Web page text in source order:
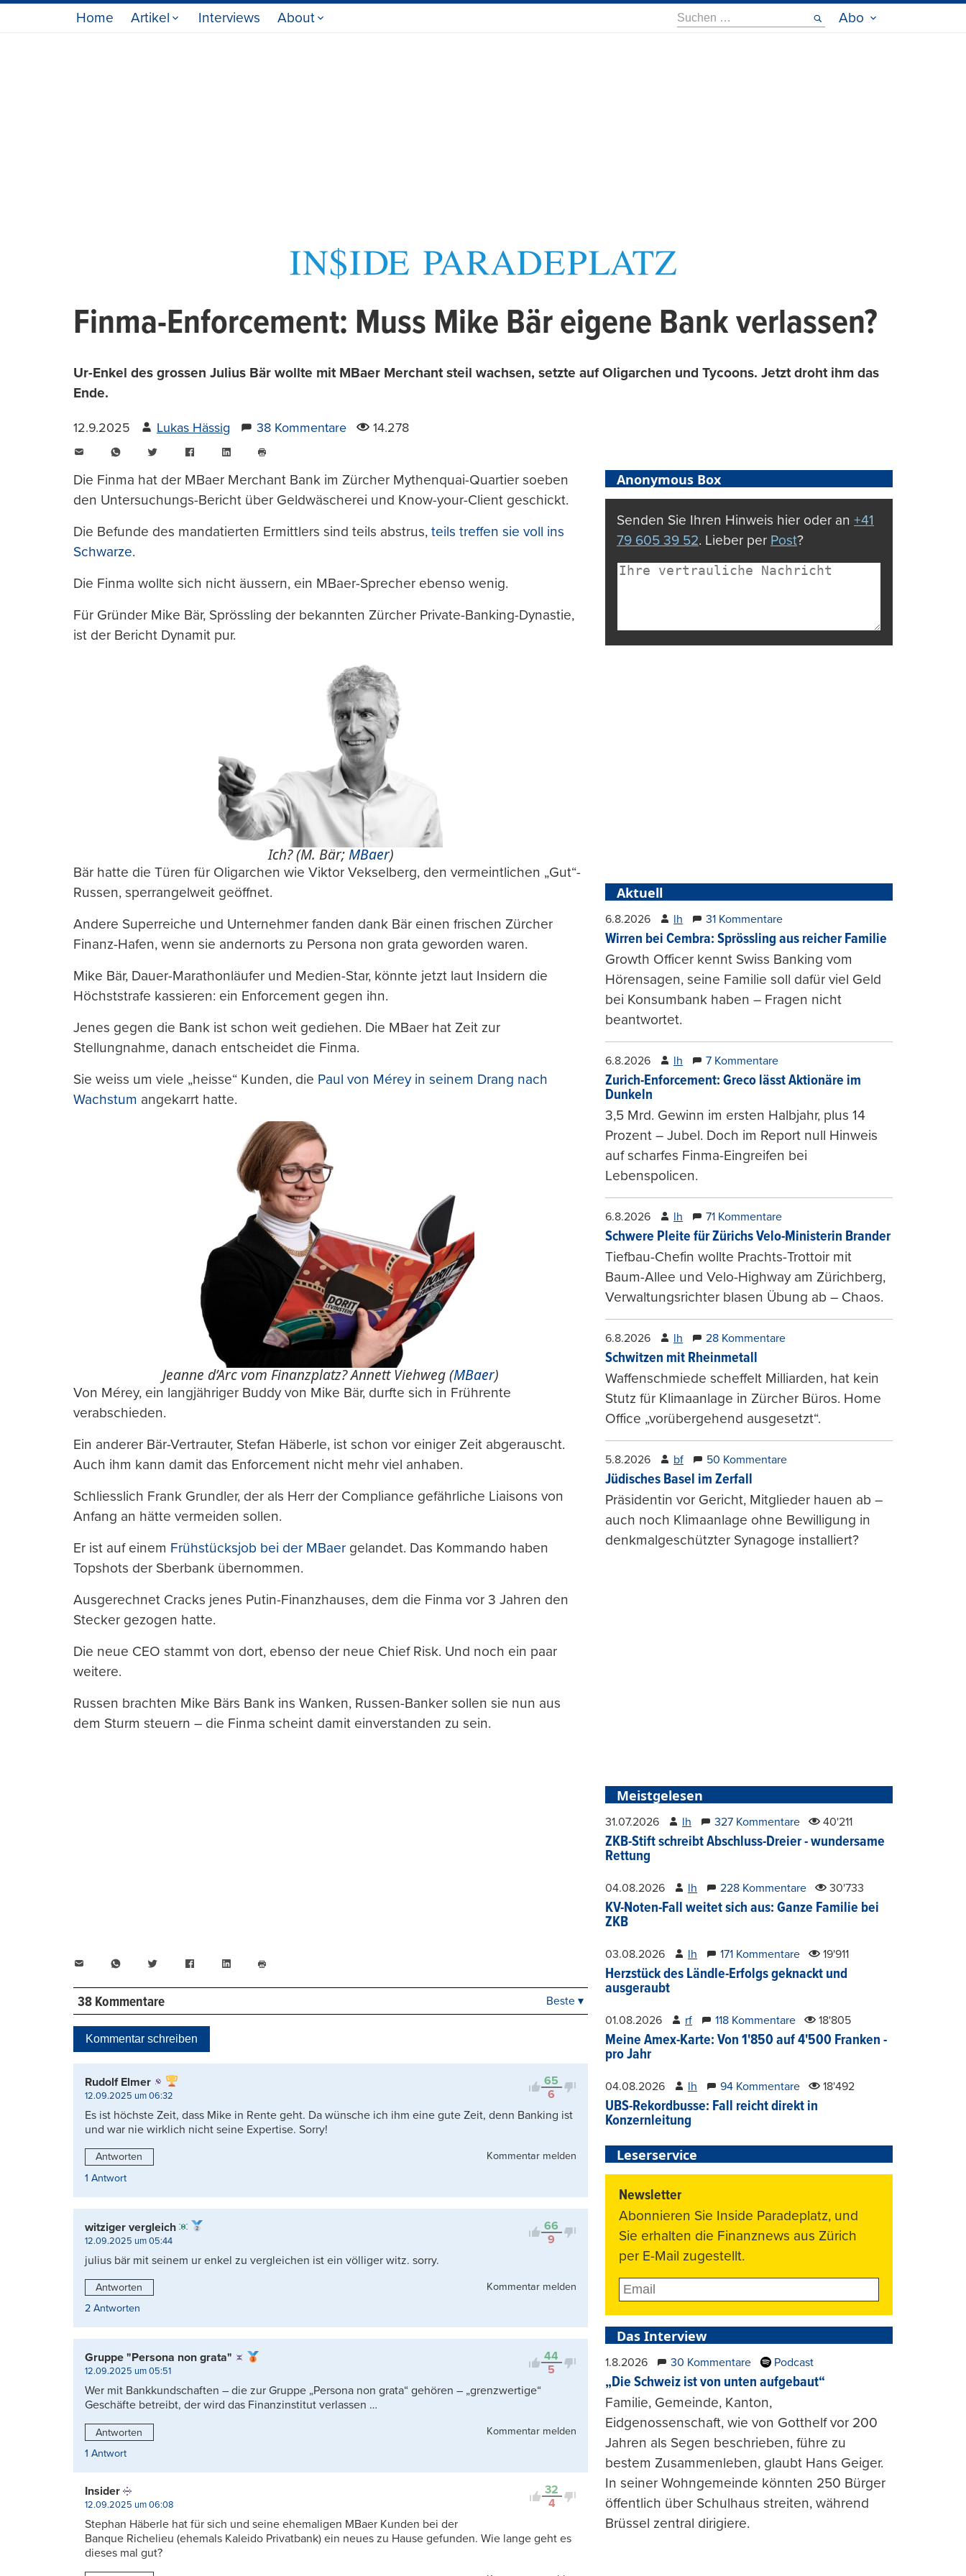
Home Artikel Interviews About
Suche
nach:
Abo
Finma-Enforcement: Muss Mike Bär eigene Bank verlassen?
Ur-Enkel des grossen Julius Bär wollte mit MBaer Merchant steil wachsen, setzte auf Oligarchen und Tycoons. Jetzt droht ihm das
Ende.
12.9.2025 Lukas Hässig 38 Kommentare 14.278
WhatsAppTwitter FacebookLinkedIn
drucken
Die Finma hat der MBaer Merchant Bank im Zürcher Mythenquai-Quartier soeben
den Untersuchungs-Bericht über Geldwäscherei und Know-your-Client geschickt.
Die Befunde des mandatierten Ermittlers sind teils abstrus, teils treffen sie voll ins
Schwarze.
Die Finma wollte sich nicht äussern, ein MBaer-Sprecher ebenso wenig.
Für Gründer Mike Bär, Sprössling der bekannten Zürcher Private-Banking-Dynastie,
ist der Bericht Dynamit pur.
Ich? (M. Bär;MBaer)
Bär hatte die Türen für Oligarchen wie Viktor Vekselberg, den vermeintlichen „Gut“-
Russen, sperrangelweit geöffnet.
Andere Superreiche und Unternehmer fanden dank Bär einen frischen Zürcher
Finanz-Hafen, wenn sie andernorts zu Persona non grata geworden waren.
Mike Bär, Dauer-Marathonläufer und Medien-Star, könnte jetzt laut Insidern die
Höchststrafe kassieren: ein Enforcement gegen ihn.
Jenes gegen die Bank ist schon weit gediehen. Die MBaer hat Zeit zur
Stellungnahme, danach entscheidet die Finma.
Sie weiss um viele „heisse“ Kunden, die Paul von Mérey in seinem Drang nach
Wachstum angekarrt hatte.
Jeanne d’Arc vom Finanzplatz? Annett Viehweg (MBaer)
Von Mérey, ein langjähriger Buddy von Mike Bär, durfte sich in Frührente
verabschieden.
Ein anderer Bär-Vertrauter, Stefan Häberle, ist schon vor einiger Zeit abgerauscht.
Auch ihm kann damit das Enforcement nicht mehr viel anhaben.
Schliesslich Frank Grundler, der als Herr der Compliance gefährliche Liaisons von
Anfang an hätte vermeiden sollen.
Er ist auf einem Frühstücksjob bei der MBaer gelandet. Das Kommando haben
Topshots der Sberbank übernommen.
Ausgerechnet Cracks jenes Putin-Finanzhauses, dem die Finma vor 3 Jahren den
Stecker gezogen hatte.
Die neue CEO stammt von dort, ebenso der neue Chief Risk. Und noch ein paar
weitere.
Russen brachten Mike Bärs Bank ins Wanken, Russen-Banker sollen sie nun aus
dem Sturm steuern – die Finma scheint damit einverstanden zu sein.
WhatsAppTwitter FacebookLinkedIn
drucken
38 Kommentare
Kontrovers
Beste ▾
Kommentar schreiben
65
6
Rudolf Elmer
12.09.2025 um 06:32
Es ist höchste Zeit, dass Mike in Rente geht. Da wünsche ich ihm eine gute Zeit, denn Banking ist
und war nie wirklich nicht seine Expertise. Sorry!
Antworten
Kommentar melden
1 Antwort
66
9
witziger vergleich
12.09.2025 um 05:44
julius bär mit seinem ur enkel zu vergleichen ist ein völliger witz. sorry.
Antworten
Kommentar melden
2 Antworten
44
5
Gruppe "Persona non grata"
12.09.2025 um 05:51
Wer mit Bankkundschaften – die zur Gruppe „Persona non grata“ gehören – „grenzwertige“
Geschäfte betreibt, der wird das Finanzinstitut verlassen …
Antworten
Kommentar melden
1 Antwort
32
4
Insider
12.09.2025 um 06:08
Stephan Häberle hat für sich und seine ehemaligen MBaer Kunden bei der
Banque Richelieu (ehemals Kaleido Privatbank) ein neues zu Hause gefunden. Wie lange geht es
dieses mal gut?
Anonymous Box
Senden Sie Ihren Hinweis hier oder an +41
79 605 39 52. Lieber per Post?
Aktuell
6.8.2026 lh 31 Kommentare
Wirren bei Cembra: Sprössling aus reicher Familie
Growth Officer kennt Swiss Banking vom
Hörensagen, seine Familie soll dafür viel Geld
bei Konsumbank haben – Fragen nicht
beantwortet.
6.8.2026 lh 7 Kommentare
Zurich-Enforcement: Greco lässt Aktionäre im
Dunkeln
3,5 Mrd. Gewinn im ersten Halbjahr, plus 14
Prozent – Jubel. Doch im Report null Hinweis
auf scharfes Finma-Eingreifen bei
Lebenspolicen.
6.8.2026 lh 71 Kommentare
Schwere Pleite für Zürichs Velo-Ministerin Brander
Tiefbau-Chefin wollte Prachts-Trottoir mit
Baum-Allee und Velo-Highway am Zürichberg,
Verwaltungsrichter blasen Übung ab – Chaos.
6.8.2026 lh 28 Kommentare
Schwitzen mit Rheinmetall
Waffenschmiede scheffelt Milliarden, hat kein
Stutz für Klimaanlage in Zürcher Büros. Home
Office „vorübergehend ausgesetzt“.
5.8.2026 bf 50 Kommentare
Jüdisches Basel im Zerfall
Präsidentin vor Gericht, Mitglieder hauen ab –
auch noch Klimaanlage ohne Bewilligung in
denkmalgeschützter Synagoge installiert?
Meistgelesen
31.07.2026 lh 327 Kommentare 40'211
ZKB-Stift schreibt Abschluss-Dreier - wundersame
Rettung
04.08.2026 lh 228 Kommentare 30'733
KV-Noten-Fall weitet sich aus: Ganze Familie bei
ZKB
03.08.2026 lh 171 Kommentare 19'911
Herzstück des Ländle-Erfolgs geknackt und
ausgeraubt
01.08.2026 rf 118 Kommentare 18'805
Meine Amex-Karte: Von 1'850 auf 4'500 Franken -
pro Jahr
04.08.2026 lh 94 Kommentare 18'492
UBS-Rekordbusse: Fall reicht direkt in
Konzernleitung
Leserservice
Newsletter
Abonnieren Sie Inside Paradeplatz, und
Sie erhalten die Finanznews aus Zürich
per E-Mail zugestellt.
Das Interview
1.8.2026 30 Kommentare Podcast
„Die Schweiz ist von unten aufgebaut“
Familie, Gemeinde, Kanton,
Eidgenossenschaft, wie von Gotthelf vor 200
Jahren als Segen beschrieben, führe zu
bestem Zusammenleben, glaubt Hans Geiger.
In seiner Wohngemeinde könnten 250 Bürger
öffentlich über Schulhaus streiten, während
Brüssel zentral dirigiere.